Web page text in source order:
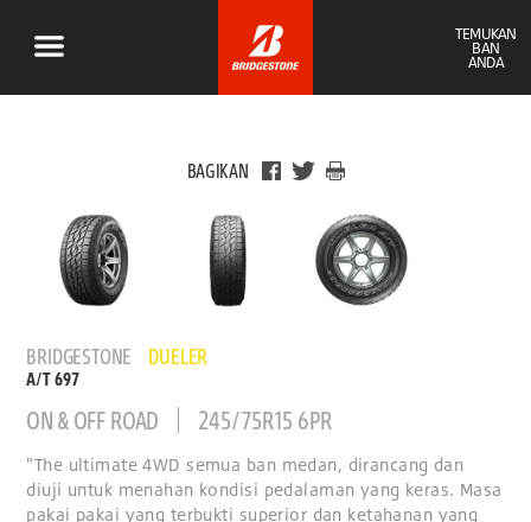
TEMUKAN
BAN
ANDA
BAGIKAN
BRIDGESTONE DUELER
A/T 697
ON & OFF ROAD 245/75R15 6PR
"The ultimate 4WD semua ban medan, dirancang dan
diuji untuk menahan kondisi pedalaman yang keras. Masa
pakai pakai yang terbukti superior dan ketahanan yang